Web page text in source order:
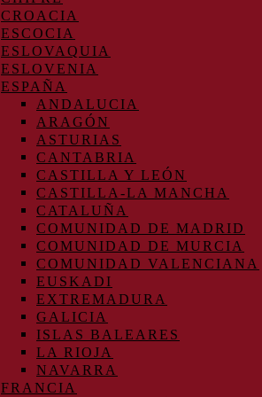
CROACIA
ESCOCIA
ESLOVAQUIA
ESLOVENIA
ESPAÑA
ANDALUCIA
ARAGÓN
ASTURIAS
CANTABRIA
CASTILLA Y LEÓN
CASTILLA-LA MANCHA
CATALUÑA
COMUNIDAD DE MADRID
COMUNIDAD DE MURCIA
COMUNIDAD VALENCIANA
EUSKADI
EXTREMADURA
GALICIA
ISLAS BALEARES
LA RIOJA
NAVARRA
FRANCIA